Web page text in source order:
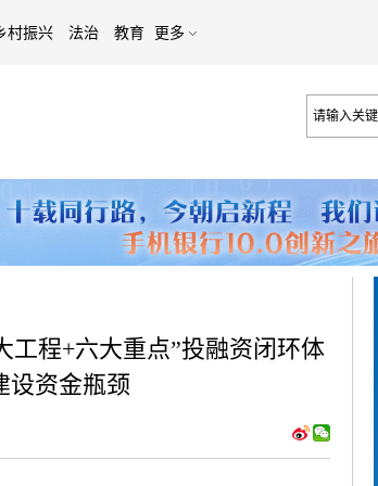
村振兴 法治 教育 更多
工程+六大重点”投融资闭环体
设资金瓶颈